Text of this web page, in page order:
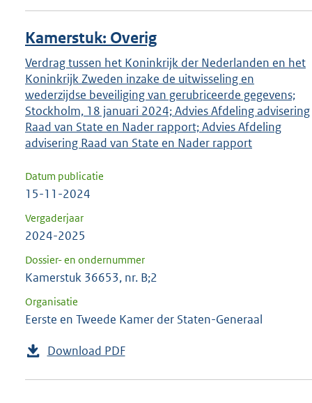
Kamerstuk: Overig
Verdrag tussen het Koninkrijk der Nederlanden en het
Koninkrijk Zweden inzake de uitwisseling en
wederzijdse beveiliging van gerubriceerde gegevens;
Stockholm, 18 januari 2024; Advies Afdeling advisering
Raad van State en Nader rapport; Advies Afdeling
advisering Raad van State en Nader rapport
Datum publicatie
15-11-2024
Vergaderjaar
2024-2025
Dossier- en ondernummer
Kamerstuk 36653, nr. B;2
Organisatie
Eerste en Tweede Kamer der Staten-Generaal
Download PDF